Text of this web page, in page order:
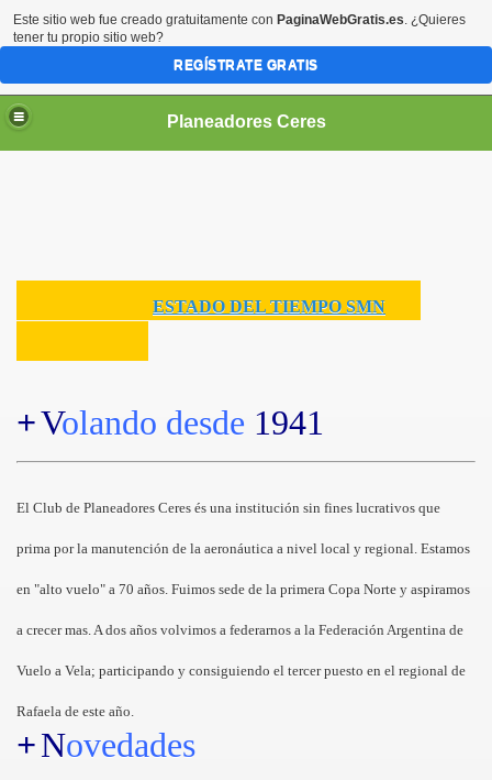
Planeadores Ceres
ESTADO DEL TIEMPO SMN
+Volando desde 1941
El Club de Planeadores Ceres és una institución sin fines lucrativos que
prima por la manutención de la aeronáutica a nivel local y regional. Estamos
en "alto vuelo" a 70 años. Fuimos sede de la primera Copa Norte y aspiramos
a crecer mas. A dos años volvimos a federarnos a la Federación Argentina de
Vuelo a Vela; participando y consiguiendo el tercer puesto en el regional de
Rafaela de este año.
+Novedades
Este sitio web fue creado gratuitamente con PaginaWebGratis.es. ¿Quieres
tener tu propio sitio web?
REGÍSTRATE GRATIS